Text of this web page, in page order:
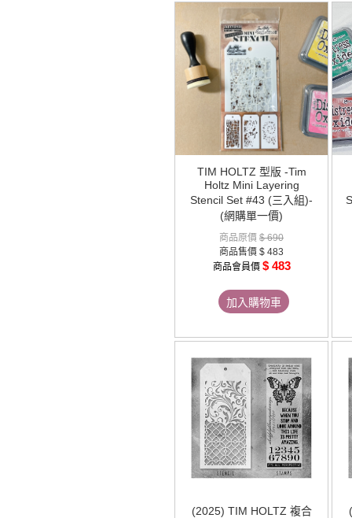
TIM HOLTZ 型版 -Tim
Holtz Mini Layering
Stencil Set #43 (三入組)-
(網購單一價)
商品原價 $ 690
商品售價 $ 483
商品會員價 $ 483
加入購物車
(2025) TIM HOLTZ 複合